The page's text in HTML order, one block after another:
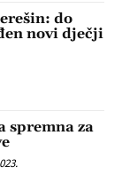
do
novi dječji
spremna za